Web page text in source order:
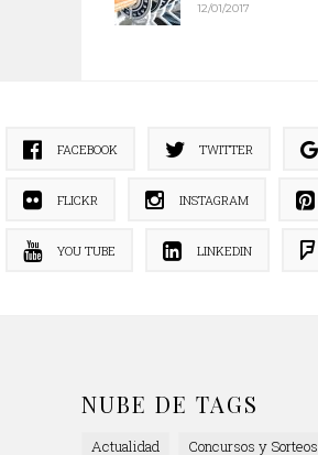
12/01/2017
FACEBOOK TWITTER
FLICKR INSTAGRAM
YOU TUBE LINKEDIN
NUBE DE TAGS
Actualidad
Concursos y Sorteos